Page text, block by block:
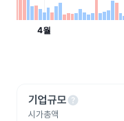
기업규모help
시가총액